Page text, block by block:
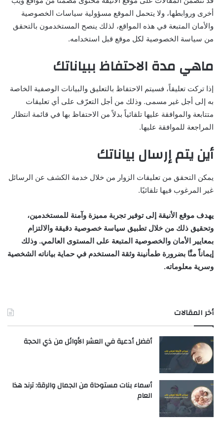
أخرى وروابطها، ولا يتحمل الموقع مسؤولية سياسات الخصوصية
والأمان المتبعة في هذه المواقع، لذلك ينصح المستخدمون بالتحقق
من سياسة الخصوصية لكل موقع قبل استخدامه.
ماهي مدة الاحتفاظ ببياناتك
إذا تركت تعليقاً، فسيتم الاحتفاظ بالتعليق والبيانات الوصفية الخاصة
به إلى أجل غير مسمى. وذلك من أجل التعرّف على أي تعليقات
متتابعة والموافقة عليها تلقائياً بدلاً من الاحتفاظ بها في قائمة انتظار
المراجعة للموافقة عليها.
أين يتم إرسال بياناتك
يمكن التحقق من تعليقات الزوار من خلال خدمة الكشف عن الرسائل
غير المرغوب فيها تلقائيًا.
يهدف موقع الأنيقة إلى توفير تجربة مميزة وآمنة للمستخدمين،
وتحقيق ذلك من خلال تطبيق سياسة خصوصية دقيقة والالتزام
بمعايير الأمان والخصوصية المتبعة على المستوى العالمي. وذلك
إيماناً منَّا بضرورة طمأنينة وثقة المستخدم في حماية بياناته الشخصية
وسرية معلوماته.
أخر المقالات
أفضل أدعية في العشر الأوائل من ذي الحجة
أسماء بنات مستوحاة من الجمال والرقة: ترند هذا
العام